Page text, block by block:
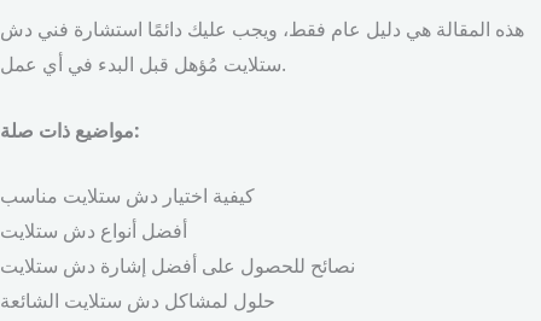
هذه المقالة هي دليل عام فقط، ويجب عليك دائمًا استشارة فني دش
ستلايت مُؤهل قبل البدء في أي عمل.
مواضيع ذات صلة:
كيفية اختيار دش ستلايت مناسب
أفضل أنواع دش ستلايت
نصائح للحصول على أفضل إشارة دش ستلايت
حلول لمشاكل دش ستلايت الشائعة